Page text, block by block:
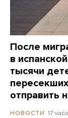
После
в
тысячи
отправить
НОВОСТИ 17